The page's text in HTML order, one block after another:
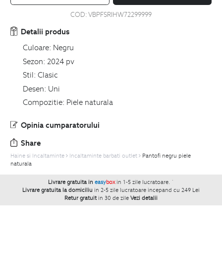
COD:VBPFSRIHW72299999
Detalii produs
Culoare: Negru
Sezon: 2024 pv
Stil: Clasic
Desen: Uni
Compozitie: Piele naturala
Opinia cumparatorului
Share
Haine si Incaltaminte Incaltaminte barbati outlet
Pantofi negru piele
naturala
Livrare gratuita in easybox in 1-5 zile lucratoare. `
Livrare gratuita la domiciliu in 2-5 zile lucratoare incepand cu 249 Lei
Retur gratuit in 30 de zile Vezi detalii